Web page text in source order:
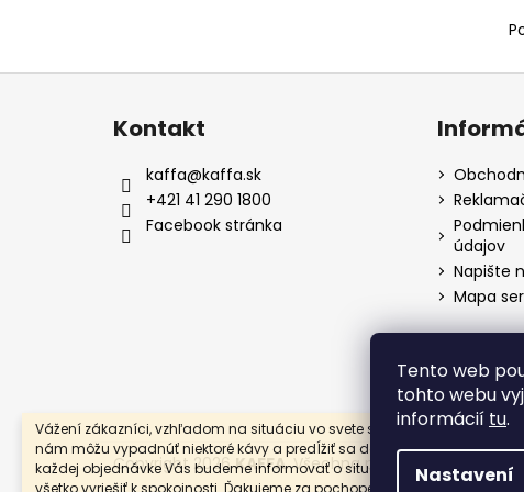
Tento web
tohto webu
informácií tu.
Nastavení
Vážení zákazníci, vzhľadom na situáciu vo svete s vírusom COVID-19
nám môžu vypadnúť niektoré kávy a predĺžiť sa doby dodania. Pri
každej objednávke Vás budeme informovať o situácii a snažiť sa
Z
Kontakt
kaffa@kaffa.sk
+421 41 290 1800
Facebook stránka
údajov
Napište
Mapa
Copyright 2026KAFFA. Všechna práva vyhrazena.